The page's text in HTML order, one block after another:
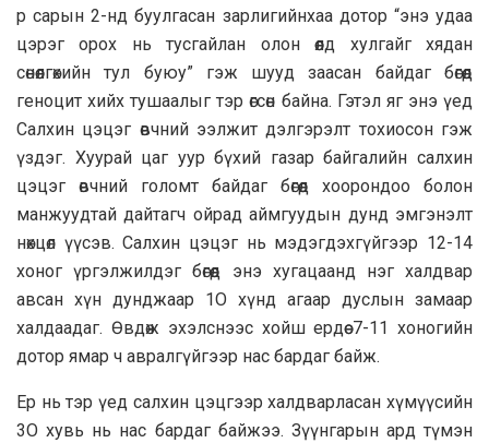
р сарын 2-нд буулгасан зарлигийнхаа дотор “энэ удаа
цэрэг орох нь тусгайлан олон өөлд хулгайг хядан
сөнөөлгөхийн тул буюу” гэж шууд заасан байдаг бөгөөд
геноцит хийх тушаалыг тэр өгсөн байна. Гэтэл яг энэ үед
Салхин цэцэг өвчний ээлжит дэлгэрэлт тохиосон гэж
үздэг. Хуурай цаг уур бүхий газар байгалийн салхин
цэцэг өвчний голомт байдаг бөгөөд хоорондоо болон
манжуудтай дайтагч ойрад аймгуудын дунд эмгэнэлт
нөхцөл үүсэв. Салхин цэцэг нь мэдэгдэхгүйгээр 12-14
хоног үргэлжилдэг бөгөөд энэ хугацаанд нэг халдвар
авсан хүн дунджaap 1O хүнд агаар дуслын замaap
халдаадаг. Өвдөж эхэлснээс хойш ердөө 7-11 хоногийн
дотор ямар ч авралгүйгээр нac бардаг байж.
Ер нь тэр үед салхин цэцгээр халдварласан хүмүүсийн
3O хувь нь нас бардаг байжээ. Зүүнгарын ард түмэн